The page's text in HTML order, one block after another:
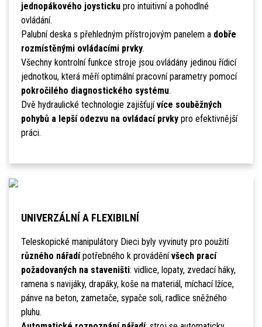
jednopákového joystickupro intuitivní a pohodlné
ovládání.
Palubní deska s přehledným přístrojovým panelem a dobře
rozmístěnými ovládacími prvky.
Všechny kontrolní funkce stroje jsou ovládány jedinou řídicí
jednotkou, která měří optimální pracovní parametry pomocí
pokročilého diagnostického systému.
Dvě hydraulické technologie zajišťujívíce souběžných
pohybů a lepší odezvu na ovládací prvkypro efektivnější
práci.
UNIVERZÁLNÍ A FLEXIBILNÍ
Teleskopické manipulátory Dieci byly vyvinuty pro použití
různého nářadípotřebného k prováděnívšech prací
požadovaných na staveništi: vidlice, lopaty, zvedací háky,
ramena s navijáky, drapáky, koše na materiál, míchací lžíce,
pánve na beton, zametače, sypače soli, radlice sněžného
pluhu.